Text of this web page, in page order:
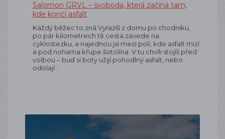
Salomon GRVL – svoboda, která začíná tam,
kde končí asfalt
Každý běžec to zná Vyrazíš z domu po chodníku,
po pár kilometrech tě cesta zavede na
cyklostezku, a najednou jsi mezi poli, kde asfalt mizí
a pod nohama křupe šotolina. V tu chvíli stojíš před
volbou – buď si boty užijí pohodlný asfalt, nebo
odolají…